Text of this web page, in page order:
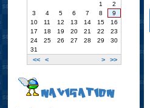
<< < > >>
1
2
3
4 5 6 7 8
9
10
11 12 13 14 15
16
17
18 19 20 21 22
23
24
25 26 27 28 29
30
31
NAVIGATION